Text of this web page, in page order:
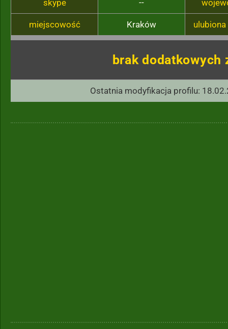
skype --
miejscowość Kraków
brak dodatkowych
Ostatnia modyfikacja profilu: